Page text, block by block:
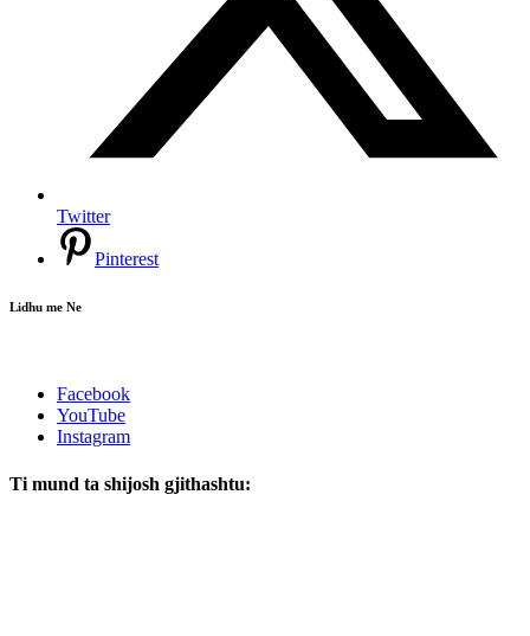
Twitter
Pinterest
Lidhu me Ne
Facebook
YouTube
Instagram
Ti mund ta shijosh gjithashtu: